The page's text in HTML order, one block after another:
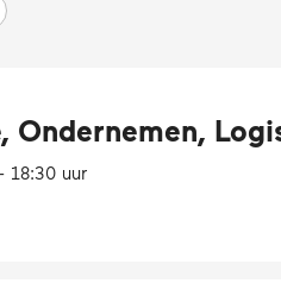
Ondernemen,
18:30 uur